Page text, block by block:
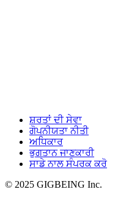
ਸ਼ਰਤਾਂ ਦੀ ਸੇਵਾ
ਗੋਪਨੀਯਤਾ ਨੀਤੀ
ਅਧਿਕਾਰ
ਭੁਗਤਾਨ ਜਾਣਕਾਰੀ
ਸਾਡੇ ਨਾਲ ਸੰਪਰਕ ਕਰੋ
© 2025 GIGBEING Inc.